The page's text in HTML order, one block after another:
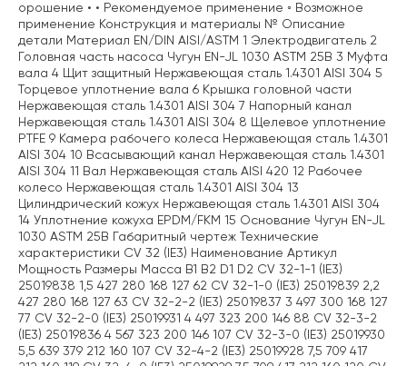
орошение • • Рекомендуемое применение ◦ Возможное
применение Конструкция и материалы № Описание
детали Материал EN/DIN AISI/ASTM 1 Электродвигатель 2
Головная часть насоса Чугун EN-JL 1030 ASTM 25B 3 Муфта
вала 4 Щит защитный Нержавеющая сталь 1.4301 AISI 304 5
Торцевое уплотнение вала 6 Крышка головной части
Нержавеющая сталь 1.4301 AISI 304 7 Напорный канал
Нержавеющая сталь 1.4301 AISI 304 8 Щелевое уплотнение
PTFE 9 Камера рабочего колеса Нержавеющая сталь 1.4301
AISI 304 10 Всасывающий канал Нержавеющая сталь 1.4301
AISI 304 11 Вал Нержавеющая сталь AISI 420 12 Рабочее
колесо Нержавеющая сталь 1.4301 AISI 304 13
Цилиндрический кожух Нержавеющая сталь 1.4301 AISI 304
14 Уплотнение кожуха EPDM/FKM 15 Основание Чугун EN-JL
1030 ASTM 25B Габаритный чертеж Технические
характеристики CV 32 (IE3) Наименование Артикул
Мощность Размеры Масса B1 B2 D1 D2 CV 32-1-1 (IE3)
25019838 1,5 427 280 168 127 62 CV 32-1-0 (IE3) 25019839 2,2
427 280 168 127 63 CV 32-2-2 (IE3) 25019837 3 497 300 168 127
77 CV 32-2-0 (IE3) 25019931 4 497 323 200 146 88 CV 32-3-2
(IE3) 25019836 4 567 323 200 146 107 CV 32-3-0 (IE3) 25019930
5,5 639 379 212 160 107 CV 32-4-2 (IE3) 25019928 7,5 709 417